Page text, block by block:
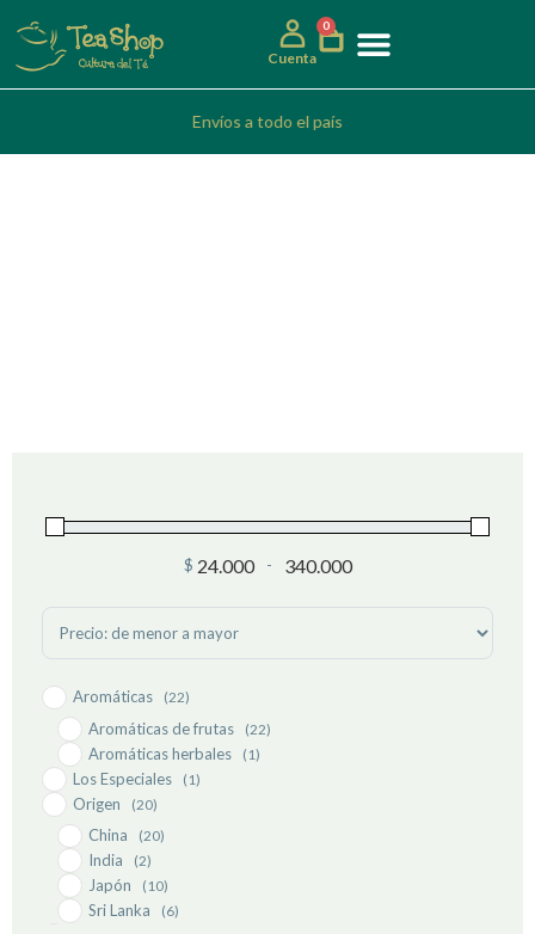
Cuenta
0
Envíos a todo el país
$ Minimum Price
24.000 -Maximum Price
340.000
Sort Products
Aromáticas (22)
Aromáticas de frutas (22)
Aromáticas herbales (1)
Los Especiales (1)
Origen (20)
China (20)
India (2)
Japón (10)
Sri Lanka (6)